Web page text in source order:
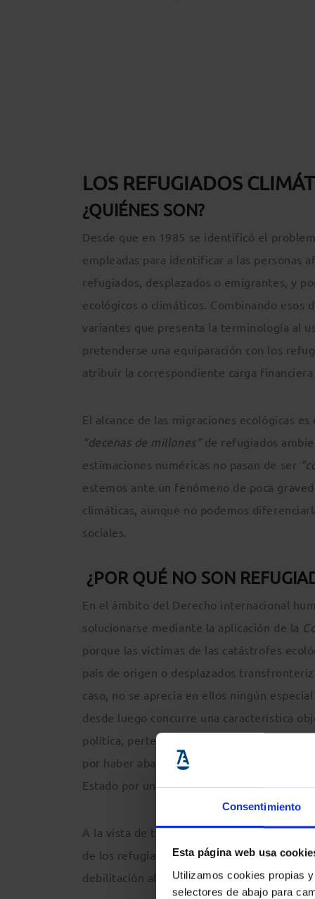
Consentimiento
Esta página web usa
Utilizamos cookies propias
selectores de abajo para
LOS REFUGIADOS
¿QUIÉNES SON?
Desde que en 1985 se identificó el
empleadas para identificar a las personas
refugiados, desplazados o emigrantes, y
ecológicos o climáticos. Combinando esos
variantes que presenta la terminología al
pretenderse una equiparación con los
atribuir la correspondiente carga
El alcance de las migraciones ecológicas
“decenas de millones”de refugiados
estimaciones numéricas no pasan de ser
estemos ante un fenómeno de poca
climáticas, aunque no podemos
sociales.
¿POR QUÉ NO SON
En el ámbito del Derecho internacional
solucionarse mediante la aplicación de la
porque las víctimas de las catástrofes
país de origen o desplazados
caso, no se aprecia en ellos ningún
desde luego concurre una característica
política, pertenencia a un grupo social o
por haber abandonado su Estado de
Estado por una circunstancia
A la vista de tales diferencias, se
de los refugiados políticos,
debilitación al tener que aplicarse a un